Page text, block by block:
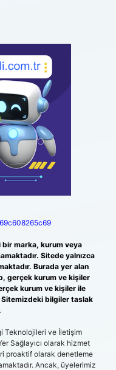
marka, kurum veya
Sitede yalnızca
Burada yer alan
gerçek kurum ve kişiler
kurum ve kişiler ile
bilgiler taslak
Teknolojileri ve İletişim
Sağlayıcı olarak hizmet
proaktif olarak denetleme
Ancak, üyelerimiz